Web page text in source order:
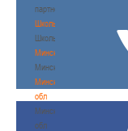
партнеры
Школы
Школы
Минск
Минск
Минская
обл
Минская
обл